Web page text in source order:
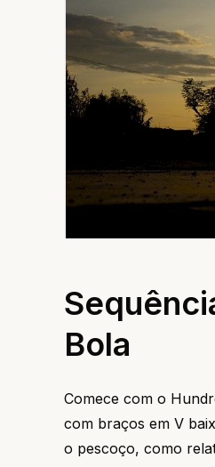
Bola
Comece com o
com braços em V
o pescoço, como